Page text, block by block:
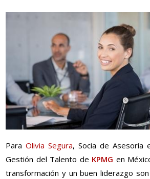
ParaOlivia Segura, Socia de Asesoría
Gestión del Talento de KPMG en
transformación y un buen liderazgo